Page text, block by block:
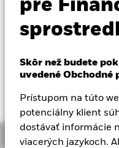
pre
Skôr než budete
uvedené Obchodné
Prístupom na túto
potenciálny klient
dostávať informácie
viacerých jazykoch.
Profesionálni investori
Slovakia
iShares
Aladdin
NAV k 07-aug-26
52 WK: 17,96 - 34,13
Overview